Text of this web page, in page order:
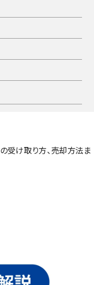
受け取り方、売却方法ま